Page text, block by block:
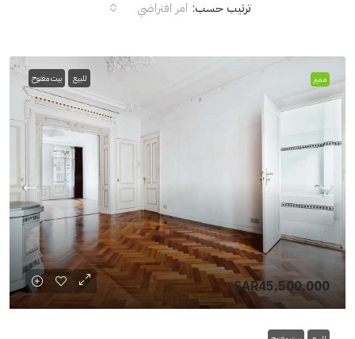
ترتيب حسب: امر افتراضي
مميز للبيع بيت مفتوح
SAR45,500,000